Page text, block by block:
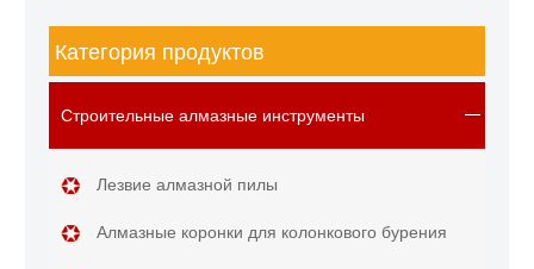
Категория продуктов
Строительные алмазные инструменты
Лезвие алмазной пилы
Алмазные коронки для колонкового бурения